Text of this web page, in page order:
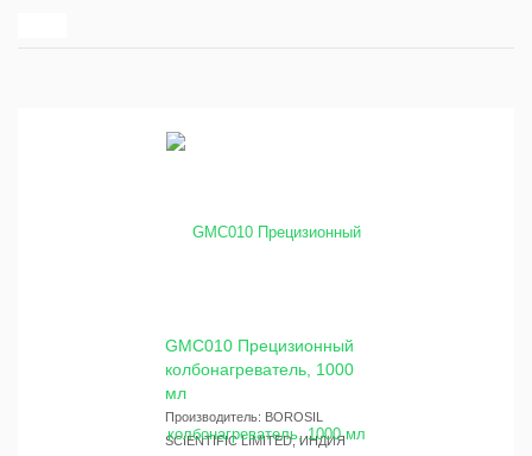
GMC010 Прецизионный
колбонагреватель, 1000
мл
Производитель: BOROSIL
SCIENTIFIC LIMITED, ИНДИЯ